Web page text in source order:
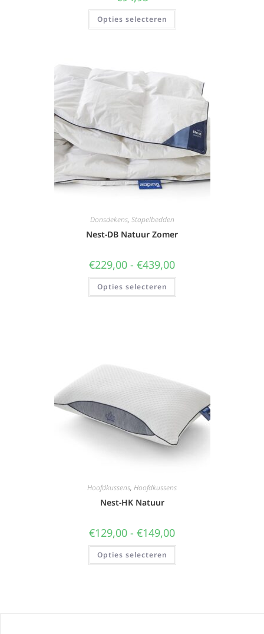
Opties selecteren
Donsdekens, Stapelbedden
Nest-DB Natuur Zomer
€229,00 - €439,00
Opties selecteren
Hoofdkussens, Hoofdkussens
Nest-HK Natuur
€129,00 - €149,00
Opties selecteren